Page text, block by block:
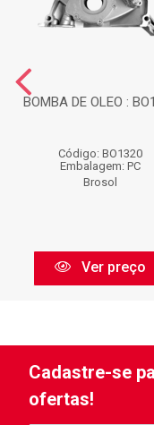
BOMBA DE OLEO :
Código: BO1320
Embalagem: PC
Brosol
Ver preço
Cadastre-se
ofertas!